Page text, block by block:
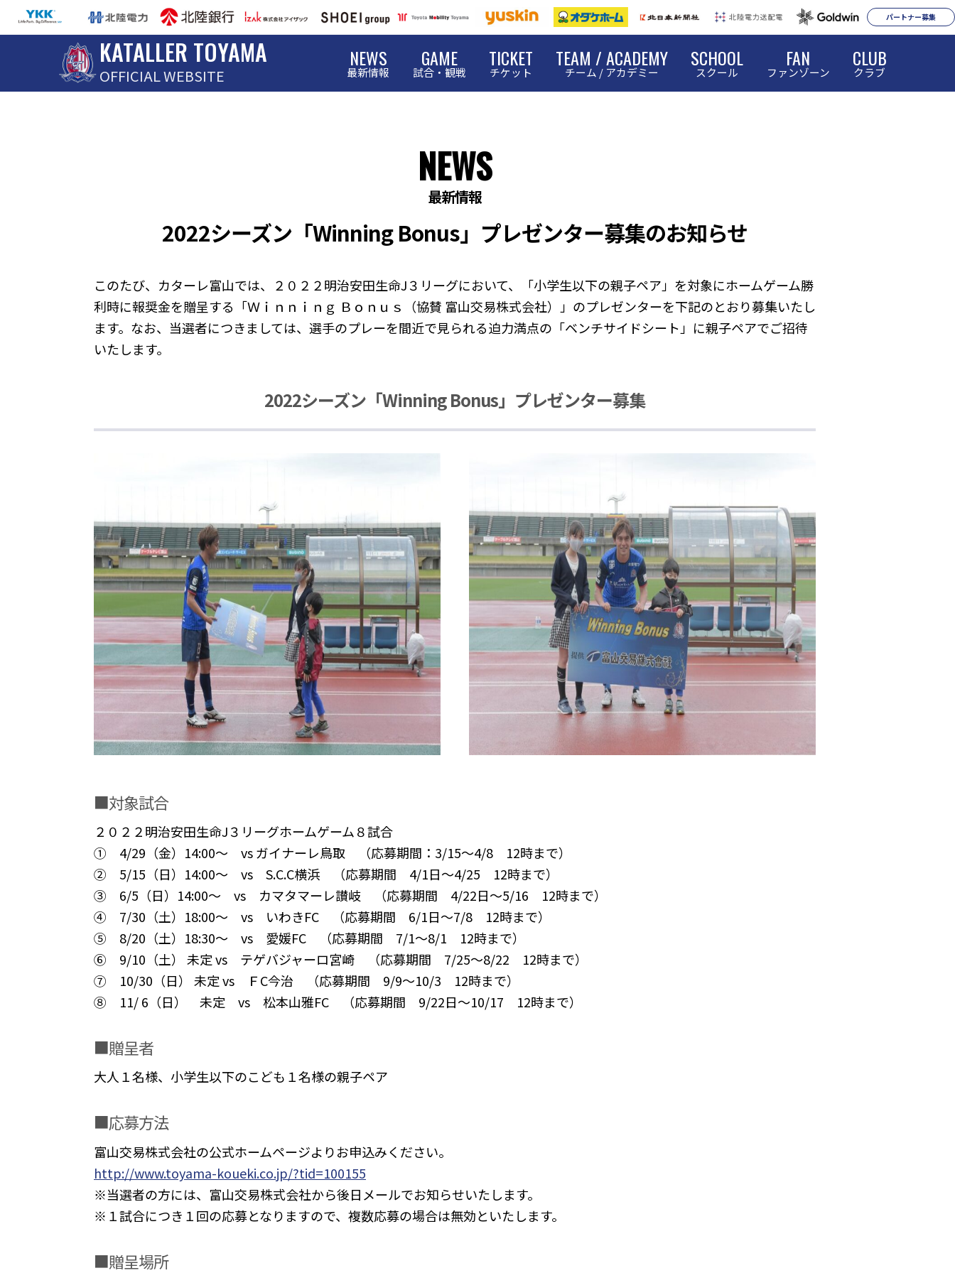
パートナー募集
KATALLER TOYAMA
OFFICIAL WEBSITE
NEWS
最新情報
GAME
試合・観戦
TICKET
チケット
TEAM / ACADEMY
チーム / アカデミー
SCHOOL
スクール
FAN
ファンゾーン
CLUB
クラブ
NEWS
最新情報
2022シーズン「Winning Bonus」プレゼンター募集のお知らせ
このたび、カターレ富山では、２０２２明治安田生命J３リーグにおいて、「小学生以下の親子ペア」を対象にホームゲーム勝
利時に報奨金を贈呈する「Ｗｉｎｎｉｎｇ Ｂｏｎｕｓ（協賛 富山交易株式会社）」のプレゼンターを下記のとおり募集いたし
ます。なお、当選者につきましては、選手のプレーを間近で見られる迫力満点の「ベンチサイドシート」に親子ペアでご招待
いたします。
2022シーズン「Winning Bonus」プレゼンター募集
■対象試合
２０２２明治安田生命J３リーグホームゲーム８試合
① 4/29（金）14:00～ vs ガイナーレ鳥取 （応募期間：3/15～4/8 12時まで）
② 5/15（日）14:00～ vs S.C.C横浜 （応募期間 4/1日～4/25 12時まで）
③ 6/5（日）14:00～ vs カマタマーレ讃岐 （応募期間 4/22日～5/16 12時まで）
④ 7/30（土）18:00～ vs いわきFC （応募期間 6/1日～7/8 12時まで）
⑤ 8/20（土）18:30～ vs 愛媛FC （応募期間 7/1～8/1 12時まで）
⑥ 9/10（土） 未定 vs テゲバジャーロ宮崎 （応募期間 7/25～8/22 12時まで）
⑦ 10/30（日） 未定 vs ＦC今治 （応募期間 9/9～10/3 12時まで）
⑧ 11/ 6（日） 未定 vs 松本山雅FC （応募期間 9/22日～10/17 12時まで）
■贈呈者
大人１名様、小学生以下のこども１名様の親子ペア
■応募方法
富山交易株式会社の公式ホームページよりお申込みください。
http://www.toyama-koueki.co.jp/?tid=100155
※当選者の方には、富山交易株式会社から後日メールでお知らせいたします。
※１試合につき１回の応募となりますので、複数応募の場合は無効といたします。
■贈呈場所